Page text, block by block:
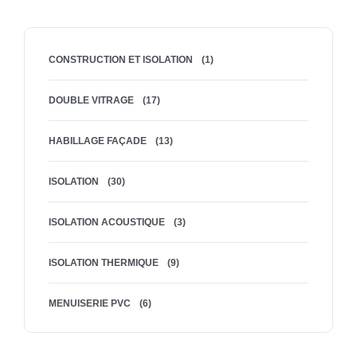
CONSTRUCTION ET ISOLATION (1)
DOUBLE VITRAGE (17)
HABILLAGE FAÇADE (13)
ISOLATION (30)
ISOLATION ACOUSTIQUE (3)
ISOLATION THERMIQUE (9)
MENUISERIE PVC (6)